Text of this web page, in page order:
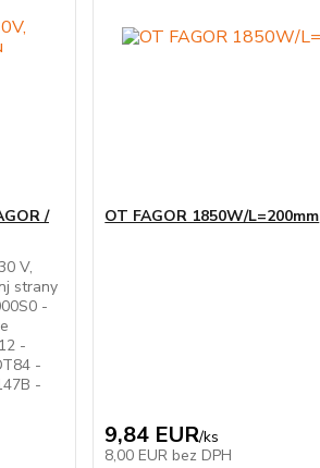
/
V,
strany
-
-
-
-
OT FAGOR 1850W/L=200mm
9,84 EUR/ks
8,00 EUR bez DPH